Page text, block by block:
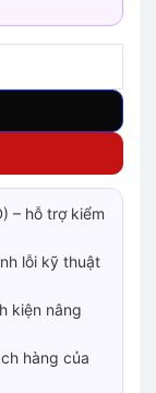
DDR5 số lượng
– hỗ trợ kiểm
lỗi kỹ thuật
kiện nâng
hàng của